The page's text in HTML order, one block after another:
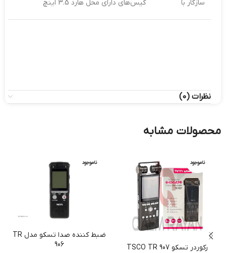
سازگار با کیس‌های دارای محل هارد 3.5 اینچ
نظرات (0)
محصولات مشابه
ناموجود
رکوردر تسکو TSCO TR 907
ناموجود
ضبط کننده صدا تسکو مدل TR
906